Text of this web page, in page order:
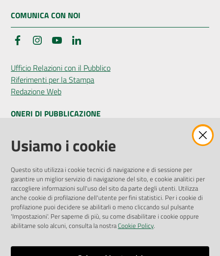
COMUNICA CON NOI
FacebookInstagramYouTube
Ufficio Relazioni con il Pubblico
Riferimenti per la Stampa
Redazione Web
ONERI DI PUBBLICAZIONE
Amministrazione Trasparente
Pubblicità legale
Privacy Policy
Attuazione Misure PNRR
Liste di Attesa
ENTI, IMPRESE E PARTNER
Fatturazione Elettronica
Usiamo i cookie
Questo sito utilizza i cookie tecnici di navigazione e di sessione per
garantire un miglior servizio di navigazione del sito, e cookie analitici per
raccogliere informazioni sull'uso del sito da parte degli utenti. Utilizza
anche cookie di profilazione dell'utente per fini statistici. Per i cookie di
profilazione puoi decidere se abilitarli o meno cliccando sul pulsante
'Impostazioni'. Per saperne di più, su come disabilitare i cookie oppure
abilitarne solo alcuni, consulta la nostraCookie Policy.